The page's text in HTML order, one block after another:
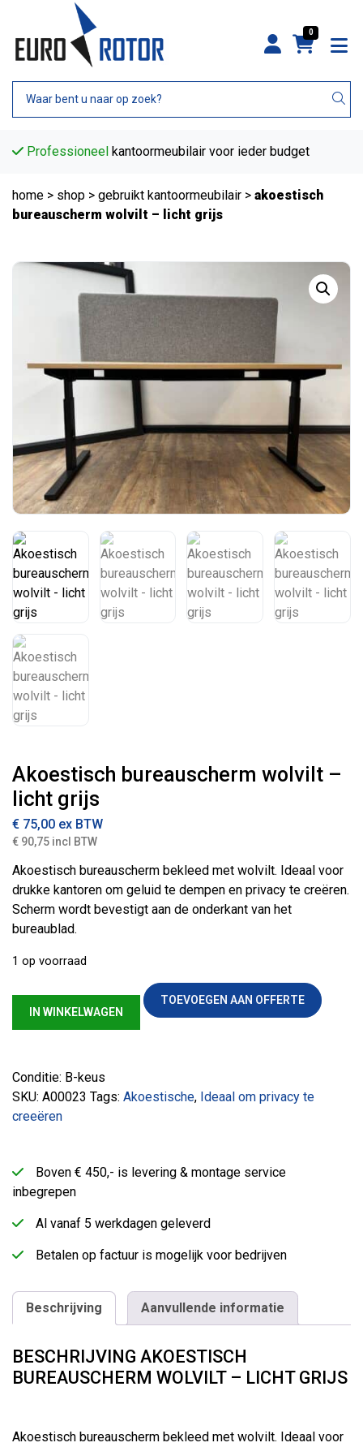
0
Professioneel kantoormeubilair voor ieder budget
home > shop > gebruikt kantoormeubilair > akoestisch
bureauscherm wolvilt – licht grijs
Akoestisch bureauscherm wolvilt –
licht grijs
€ 75,00 ex BTW
€ 90,75 incl BTW
Akoestisch bureauscherm bekleed met wolvilt. Ideaal voor
drukke kantoren om geluid te dempen en privacy te creëren.
Scherm wordt bevestigt aan de onderkant van het
bureaublad.
1 op voorraad
Akoestisch bureauscherm wolvilt - licht grijs aantal
IN WINKELWAGEN
TOEVOEGEN AAN OFFERTE
Conditie: B-keus
SKU: A00023 Tags: Akoestische, Ideaal om privacy te
creeëren
Boven € 450,- is levering & montage service
inbegrepen
Al vanaf 5 werkdagen geleverd
Betalen op factuur is mogelijk voor bedrijven
Beschrijving Aanvullende informatie
BESCHRIJVING AKOESTISCH
BUREAUSCHERM WOLVILT – LICHT GRIJS
Akoestisch bureauscherm bekleed met wolvilt. Ideaal voor